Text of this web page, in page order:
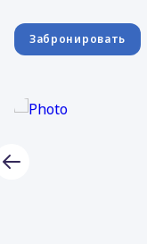
Забронировать